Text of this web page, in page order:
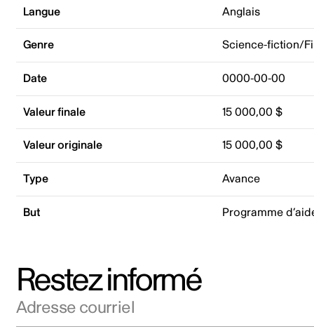
Langue Anglais
Genre Science-fiction/
Date 0000-00-00
Valeur finale 15 000,00 $
Valeur originale 15 000,00 $
Type Avance
But Programme
Restez informé